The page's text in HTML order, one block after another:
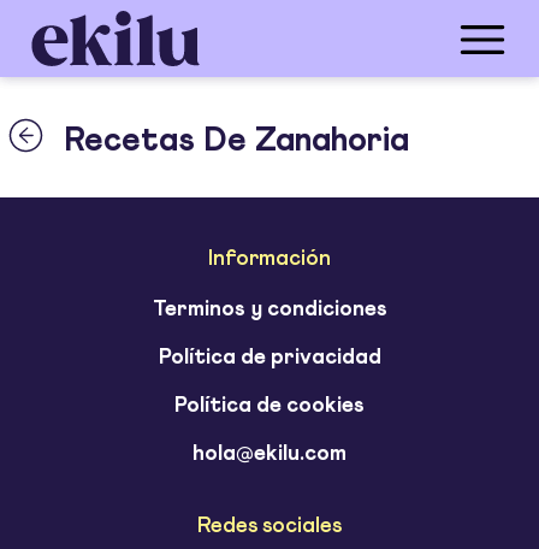
Recetas De Zanahoria
Información
Terminos y condiciones
Política de privacidad
Política de cookies
hola@ekilu.com
Redes sociales